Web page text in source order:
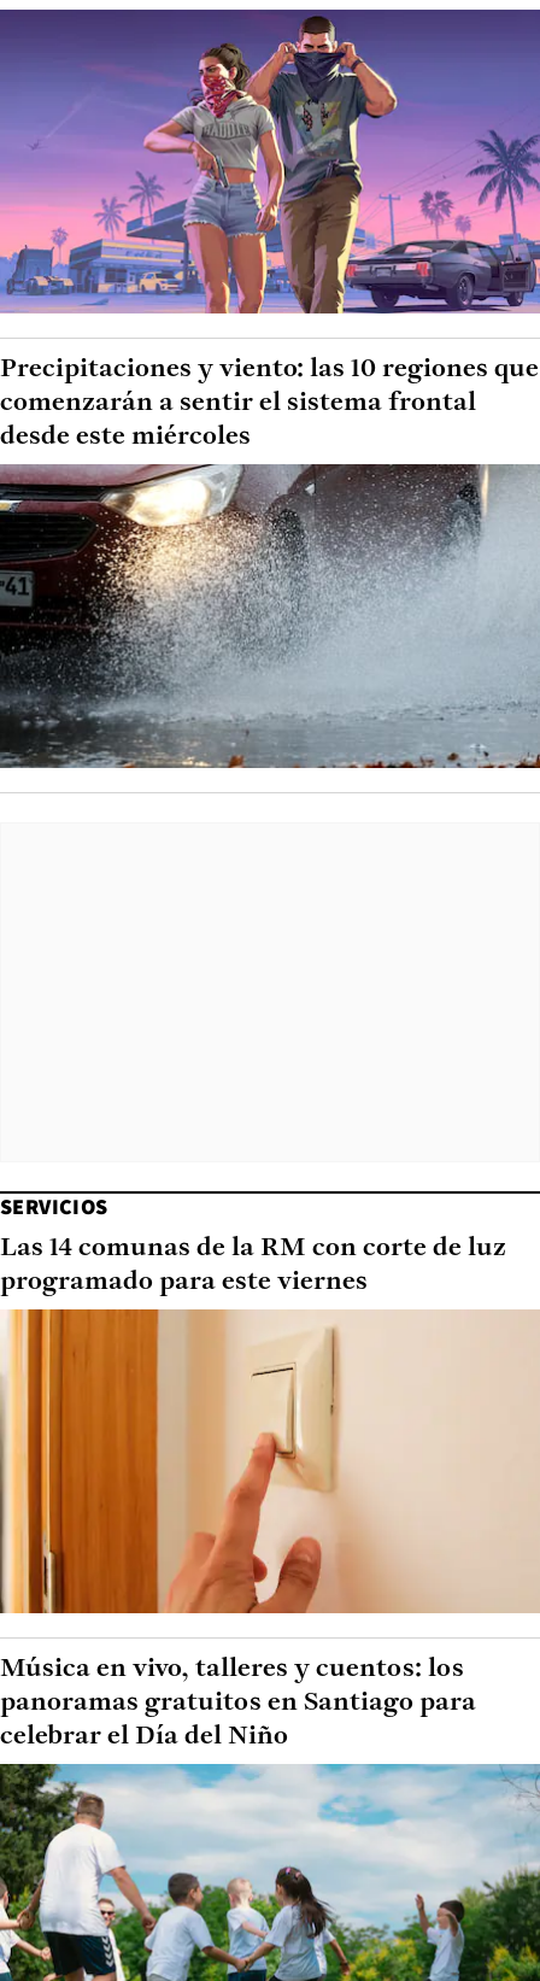
Precipitaciones y viento: las 10 regiones que
comenzarán a sentir el sistema frontal
desde este miércoles
SERVICIOS
Las 14 comunas de la RM con corte de luz
programado para este viernes
Música en vivo, talleres y cuentos: los
panoramas gratuitos en Santiago para
celebrar el Día del Niño